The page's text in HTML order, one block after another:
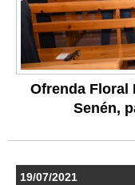
Ofrenda Floral
Senén,
19/07/2021